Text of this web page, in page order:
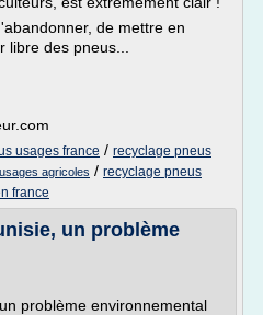
de mettre en
des pneus...
usages france / recyclage pneus
agricoles / recyclage pneus
france
un problème
problème environnemental